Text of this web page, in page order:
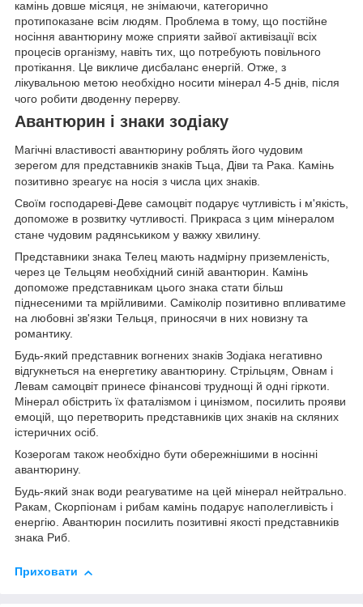
камінь довше місяця, не знімаючи, категорично
протипоказане всім людям. Проблема в тому, що постійне
носіння авантюрину може сприяти зайвої активізації всіх
процесів організму, навіть тих, що потребують повільного
протікання. Це викличе дисбаланс енергій. Отже, з
лікувальною метою необхідно носити мінерал 4-5 днів, після
чого робити дводенну перерву.
Авантюрин і знаки зодіаку
Магічні властивості авантюрину роблять його чудовим
зерегом для представників знаків Тьца, Діви та Рака. Камінь
позитивно зреагує на носія з числа цих знаків.
Своїм господареві-Деве самоцвіт подарує чутливість і м'якість,
допоможе в розвитку чутливості. Прикраса з цим мінералом
стане чудовим радянськиком у важку хвилину.
Представники знака Телец мають надмірну приземленість,
через це Тельцям необхідний синій авантюрин. Камінь
допоможе представникам цього знака стати більш
піднесеними та мрійливими. Саміколір позитивно впливатиме
на любовні зв'язки Тельця, приносячи в них новизну та
романтику.
Будь-який представник вогнених знаків Зодіака негативно
відгукнеться на енергетику авантюрину. Стрільцям, Овнам і
Левам самоцвіт принесе фінансові труднощі й одні гіркоти.
Мінерал обістрить їх фаталізмом і цинізмом, посилить прояви
емоцій, що перетворить представників цих знаків на скляних
істеричних осіб.
Козерогам також необхідно бути обережнішими в носінні
авантюрину.
Будь-який знак води реагуватиме на цей мінерал нейтрально.
Ракам, Скорпіонам і рибам камінь подарує наполегливість і
енергію. Авантюрин посилить позитивні якості представників
знака Риб.
Приховати